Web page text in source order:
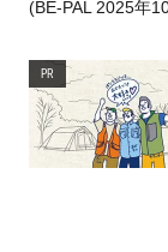
(BE-PAL 2025年
PR